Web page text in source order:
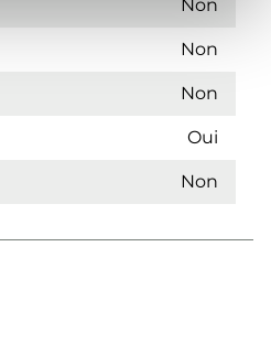
Non
Non
Non
Oui
Non